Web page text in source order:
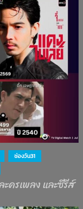
ช่องวัน31
ครเพลง และซีรีส์